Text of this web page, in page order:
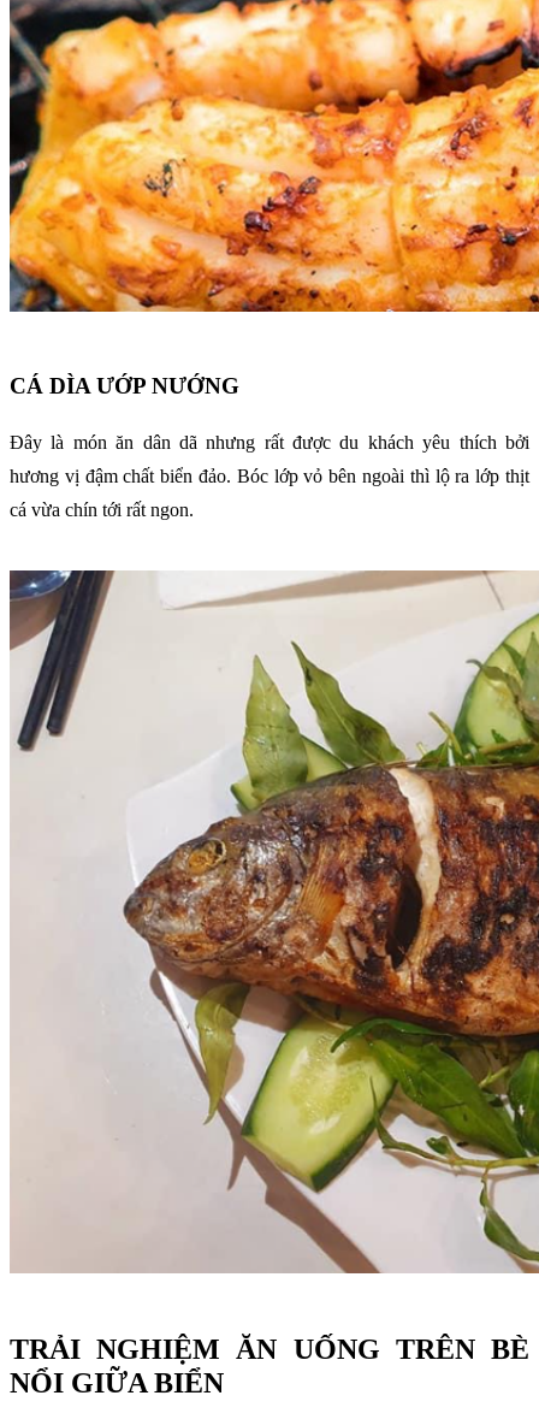
CÁ DÌA ƯỚP NƯỚNG
Đây là món ăn dân dã nhưng rất được du khách yêu thích bởi
hương vị đậm chất biển đảo. Bóc lớp vỏ bên ngoài thì lộ ra lớp thịt
cá vừa chín tới rất ngon.
TRẢI NGHIỆM ĂN UỐNG TRÊN BÈ
NỔI GIỮA BIỂN